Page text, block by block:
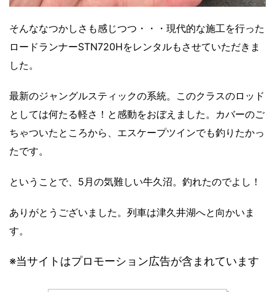
そんななつかしさも感じつつ・・・現代的な施工を行った
ロードランナーSTN720Hをレンタルもさせていただきま
した。
最新のジャングルスティックの系統。このクラスのロッド
としては何たる軽さ！と感動をおぼえました。カバーのご
ちゃついたところから、エスケープツインでも釣りたかっ
たです。
ということで、5月の気難しい牛久沼。釣れたのでよし！
ありがとうございました。列車は津久井湖へと向かいま
す。
※当サイトはプロモーション広告が含まれています